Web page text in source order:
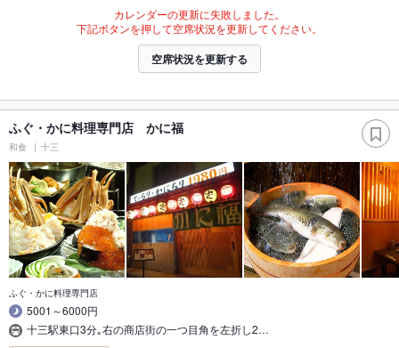
カレンダーの更新に失敗しました。
下記ボタンを押して空席状況を更新してください。
空席状況を更新する
ふぐ・かに料理専門店 かに福
和食 十三
ふぐ・かに料理専門店
5001～6000円
十三駅東口3分｡右の商店街の一つ目角を左折し2…